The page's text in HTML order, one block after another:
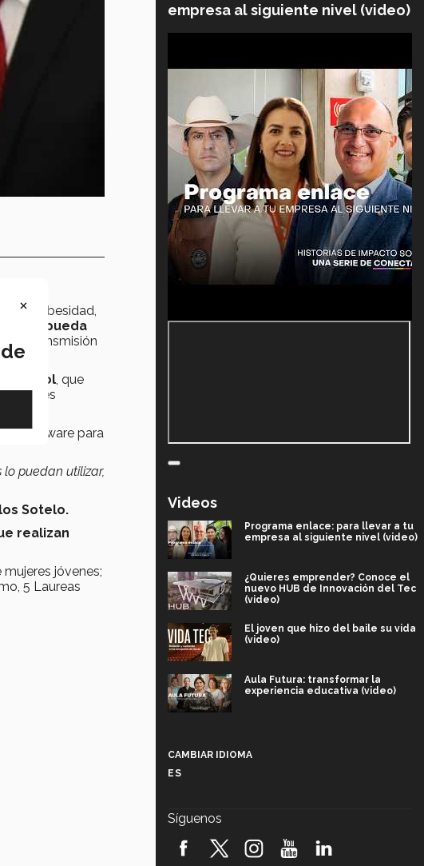
con obesidad,
y pueda
de transmisión
control, que
es
y software para
puedan utilizar,
Sotelo.
realizan
jóvenes;
5 Laureas
empresa al siguiente nivel (video)
Videos
Programa enlace: para llevar a tu
empresa al siguiente nivel (video)
¿Quieres emprender? Conoce el
nuevo HUB de Innovación del Tec
(video)
El joven que hizo del baile su vida
(video)
Aula Futura: transformar la
experiencia educativa (video)
robótica FIRST 2026! (video)
CAMBIAR IDIOMA
ES
Síguenos
×